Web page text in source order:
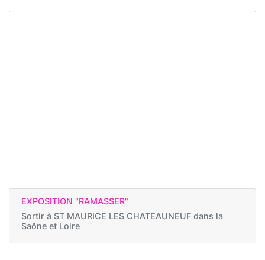
EXPOSITION "RAMASSER"
Sortir à ST MAURICE LES CHATEAUNEUF dans la
Saône et Loire